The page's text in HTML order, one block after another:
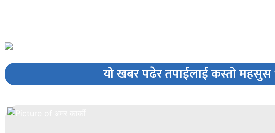
यो खबर पढेर तपाईलाई कस्तो महसुस